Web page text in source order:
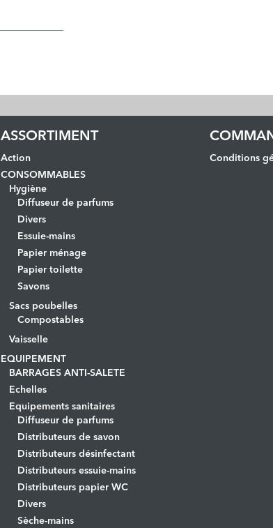
ASSORTIMENT
Action
CONSOMMABLES
Hygiène
Diffuseur de parfums
Divers
Essuie-mains
Papier ménage
Papier toilette
Savons
Sacs poubelles
Compostables
Vaisselle
EQUIPEMENT
BARRAGES ANTI-SALETE
Echelles
Equipements sanitaires
Diffuseur de parfums
Distributeurs de savon
Distributeurs désinfectant
Distributeurs essuie-mains
Distributeurs papier WC
Divers
Sèche-mains
Conditions